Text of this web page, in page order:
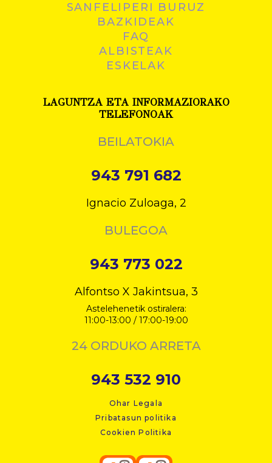
SANFELIPERI BURUZ
BAZKIDEAK
FAQ
ALBISTEAK
ESKELAK
LAGUNTZA ETA INFORMAZIORAKO
TELEFONOAK
BEILATOKIA
943 791 682
Ignacio Zuloaga, 2
BULEGOA
943 773 022
Alfontso X Jakintsua, 3
Astelehenetik ostiralera:
11:00-13:00 / 17:00-19:00
24 ORDUKO ARRETA
943 532 910
Ohar Legala
Pribatasun politika
Cookien Politika